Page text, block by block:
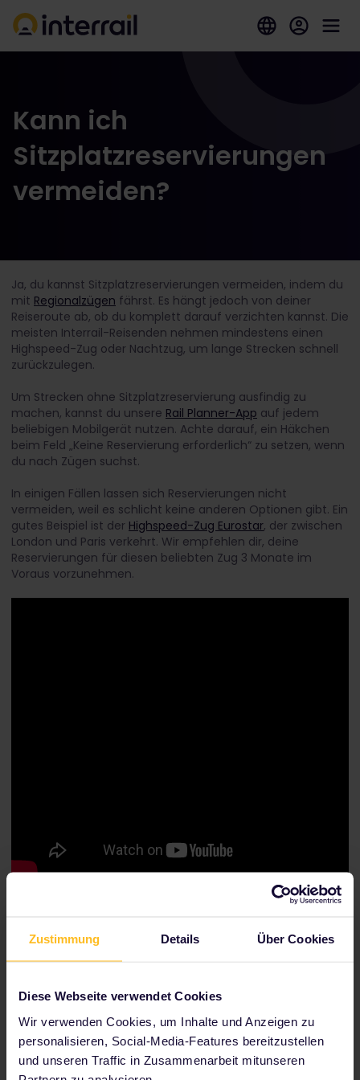
Zustimmung Details Über Cookies
Diese Webseite verwendet Cookies
Wir verwenden Cookies, um Inhalte und Anzeigen zu
personalisieren, Social-Media-Features bereitzustellen
und unseren Traffic in Zusammenarbeit mitunseren
Kann ich
Sitzplatzreservierungen
vermeiden?
Ja, du kannst Sitzplatzreservierungen vermeiden, indem du
mit Regionalzügen fährst. Es hängt jedoch von deiner
Reiseroute ab, ob du komplett darauf verzichten kannst. Die
meisten Interrail-Reisenden nehmen mindestens einen
Highspeed-Zug oder Nachtzug, um lange Strecken schnell
zurückzulegen.
Um Strecken ohne Sitzplatzreservierung ausfindig zu
machen, kannst du unsere Rail Planner-App auf jedem
beliebigen Mobilgerät nutzen. Achte darauf, ein Häkchen
beim Feld „Keine Reservierung erforderlich“ zu setzen, wenn
du nach Zügen suchst.
In einigen Fällen lassen sich Reservierungen nicht
vermeiden, weil es schlicht keine anderen Optionen gibt. Ein
gutes Beispiel ist der Highspeed-Zug Eurostar, der zwischen
London und Paris verkehrt. Wir empfehlen dir, deine
Reservierungen für diesen beliebten Zug 3 Monate im
Voraus vorzunehmen.
Für welche Züge sind Sitzplatzreservierungen erforderlich?